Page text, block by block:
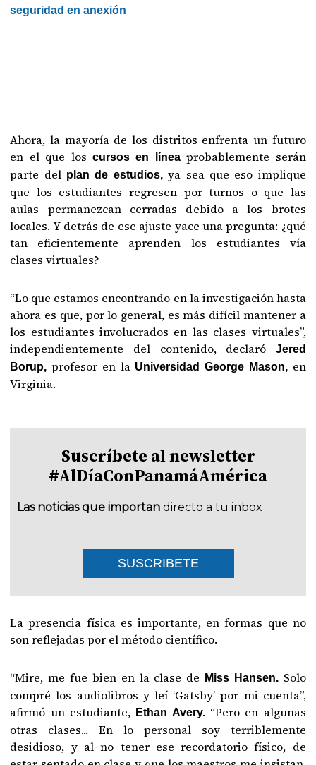
seguridad en anexión
Ahora, la mayoría de los distritos enfrenta un futuro
en el que los cursos en líneaprobablemente serán
parte del plan de estudios,ya sea que eso implique
que los estudiantes regresen por turnos o que las
aulas permanezcan cerradas debido a los brotes
locales. Y detrás de ese ajuste yace una pregunta: ¿qué
tan eficientemente aprenden los estudiantes vía
clases virtuales?
“Lo que estamos encontrando en la investigación hasta
ahora es que, por lo general, es más difícil mantener a
los estudiantes involucrados en las clases virtuales”,
independientemente del contenido, declaró
Jered
Borup, profesor en la Universidad George Mason,en
Virginia.
Suscríbete al newsletter
#AlDíaConPanamáAmérica
Las noticias que importan directo a tu inbox
SUSCRIBETE
La presencia física es importante, en formas que no
son reflejadas por el método científico.
“Mire, me fue bien en la clase de Miss Hansen.Solo
compré los audiolibros y leí ‘Gatsby’ por mi cuenta”,
afirmó un estudiante, Ethan Avery. “Pero en algunas
otras clases... En lo personal soy terriblemente
desidioso, y al no tener ese recordatorio físico, de